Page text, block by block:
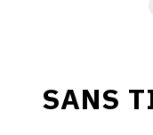
SANS